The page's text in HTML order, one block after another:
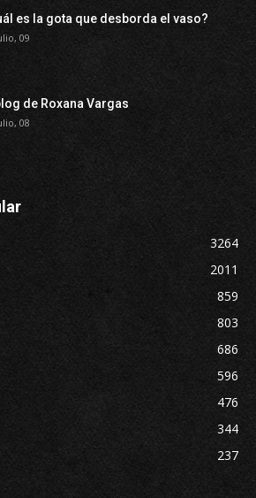
es la gota que desborda el vaso?
09
de Roxana Vargas
08
3264
2011
859
803
686
596
476
344
237